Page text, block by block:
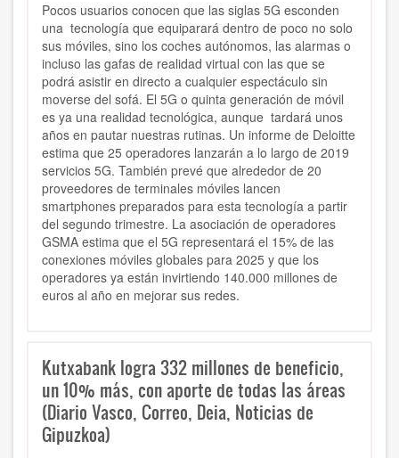
Pocos usuarios conocen que las siglas 5G esconden
una tecnología que equiparará dentro de poco no solo
sus móviles, sino los coches autónomos, las alarmas o
incluso las gafas de realidad virtual con las que se
podrá asistir en directo a cualquier espectáculo sin
moverse del sofá. El 5G o quinta generación de móvil
es ya una realidad tecnológica, aunque tardará unos
años en pautar nuestras rutinas. Un informe de Deloitte
estima que 25 operadores lanzarán a lo largo de 2019
servicios 5G. También prevé que alrededor de 20
proveedores de terminales móviles lancen
smartphones preparados para esta tecnología a partir
del segundo trimestre. La asociación de operadores
GSMA estima que el 5G representará el 15% de las
conexiones móviles globales para 2025 y que los
operadores ya están invirtiendo 140.000 millones de
euros al año en mejorar sus redes.
Kutxabank logra 332 millones de beneficio,
un 10% más, con aporte de todas las áreas
(Diario Vasco, Correo, Deia, Noticias de
Gipuzkoa)